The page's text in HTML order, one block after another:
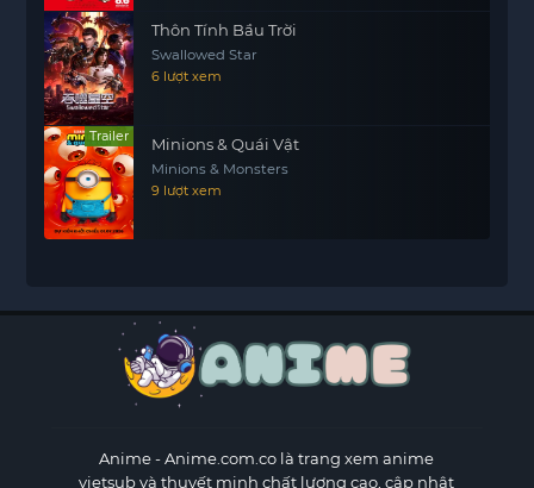
Thôn Tính Bầu Trời
Swallowed Star
6 lượt xem
Trailer Minions & Quái Vật
Minions & Monsters
9 lượt xem
Anime- Anime.com.co là trang xem anime
vietsub và thuyết minh chất lượng cao, cập nhật